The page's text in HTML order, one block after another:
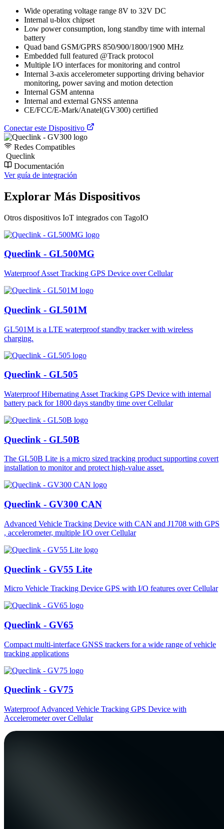
Wide operating voltage range 8V to 32V DC
Internal u-blox chipset
Low power consumption, long standby time with internal
battery
Quad band GSM/GPRS 850/900/1800/1900 MHz
Embedded full featured @Track protocol
Multiple I/O interfaces for monitoring and control
Internal 3-axis accelerometer supporting driving behavior
monitoring, power saving and motion detection
Internal GSM antenna
Internal and external GNSS antenna
CE/FCC/E-Mark/Anatel(GV300) certified
Conectar este Dispositivo
Redes Compatibles
Queclink
Documentación
Ver guía de integración
Explorar Más Dispositivos
Otros dispositivos IoT integrados con TagoIO
Queclink - GL500MG
Waterproof Asset Tracking GPS Device over Cellular
Queclink - GL501M
GL501M is a LTE waterproof standby tracker with wireless
charging.
Queclink - GL505
Waterproof Hibernating Asset Tracking GPS Device with internal
battery pack for 1800 days standby time over Cellular
Queclink - GL50B
The GL50B Lite is a micro sized tracking product supporting covert
installation to monitor and protect high-value asset.
Queclink - GV300 CAN
Advanced Vehicle Tracking Device with CAN and J1708 with GPS
, accelerometer, multiple I/O over Cellular
Queclink - GV55 Lite
Micro Vehicle Tracking Device GPS with I/O features over Cellular
Queclink - GV65
Compact multi-interface GNSS trackers for a wide range of vehicle
tracking applications
Queclink - GV75
Waterproof Advanced Vehicle Tracking GPS Device with
Accelerometer over Cellular